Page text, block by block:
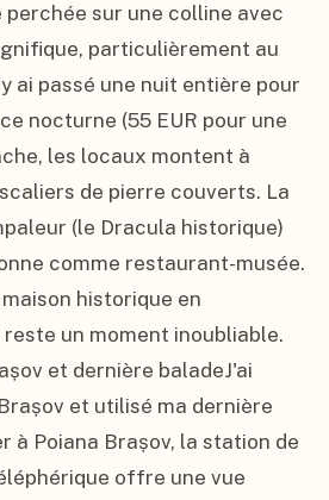
sur une colline avec
particulièrement au
ai passé une nuit entière pour
nocturne (55 EUR pour une
les locaux montent à
de pierre couverts. La
(le Dracula historique)
comme restaurant-musée.
historique en
un moment inoubliable.
et dernière baladeJ'ai
et utilisé ma dernière
à Poiana Brașov, la station de
offre une vue